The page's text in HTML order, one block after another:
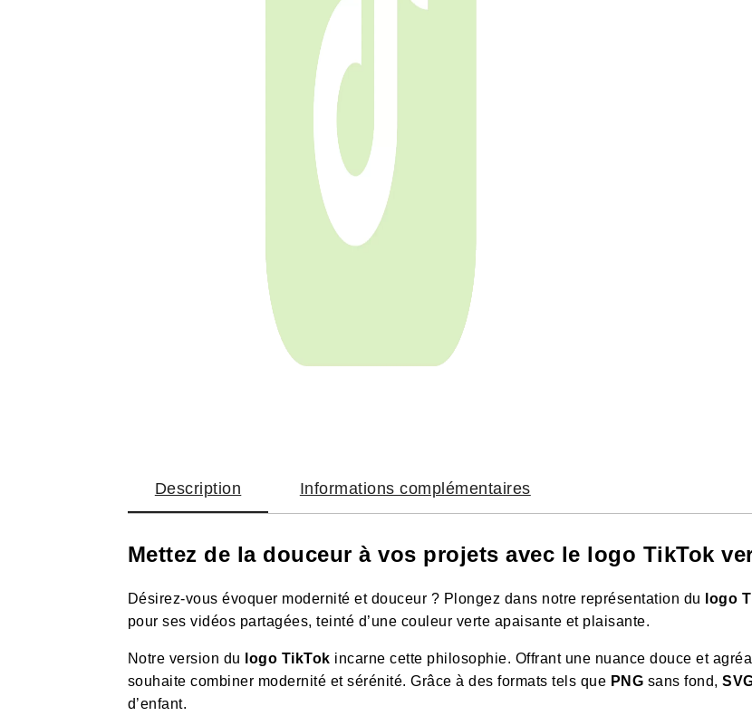
Description Informations complémentaires
Mettez de la douceur à vos projets avec le logo TikTok
Désirez-vous évoquer modernité et douceur ? Plongez dans notre représentation du logo
pour ses vidéos partagées, teinté d’une couleur verte apaisante et plaisante.
Notre version du logo TikTok incarne cette philosophie. Offrant une nuance douce et
souhaite combiner modernité et sérénité. Grâce à des formats tels que PNG sans fond,
d’enfant.